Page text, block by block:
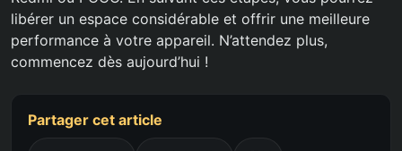
libérer un espace considérable et offrir une meilleure
performance à votre appareil. N’attendez plus,
commencez dès aujourd’hui !
Partager cet article